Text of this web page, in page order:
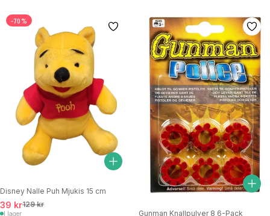
-70%
Disney Nalle Puh Mjukis 15 cm
39 kr129 kr
I lager Gunman Knallpulver 8 6-Pack